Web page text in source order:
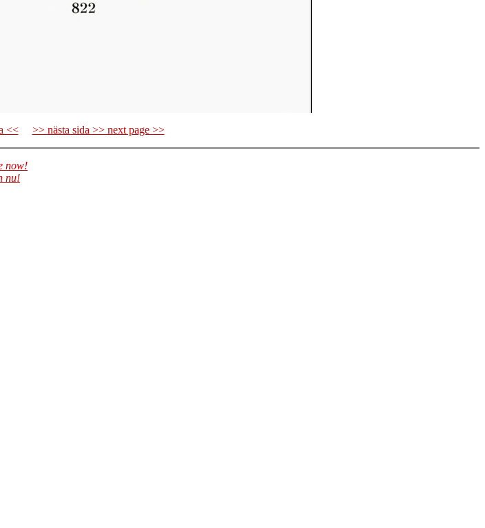
<< >> nästa sida >> next page >>
now!
nu!